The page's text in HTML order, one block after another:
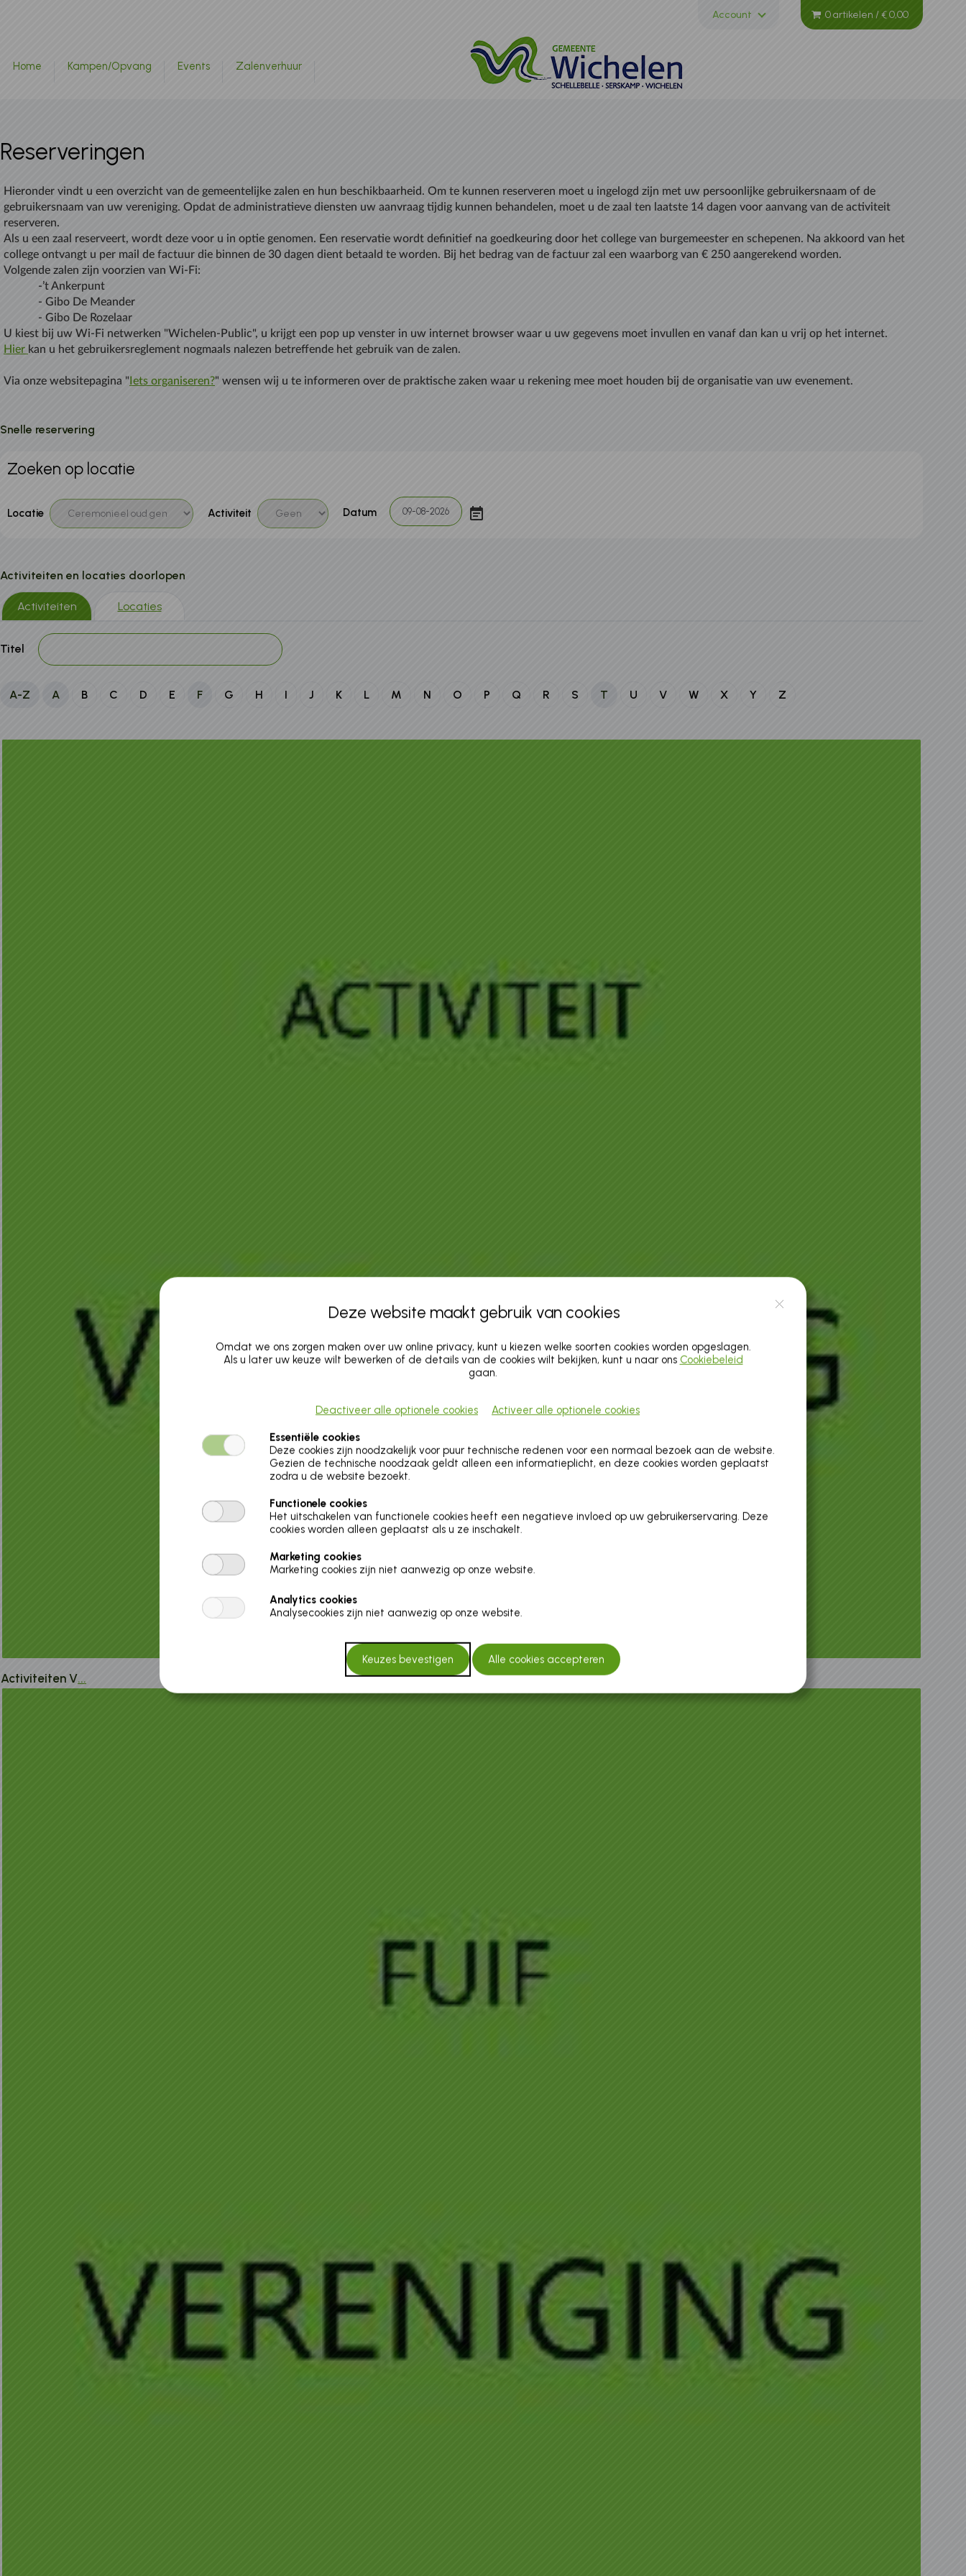
Account 0 artikelen /€ 0,00
Home Kampen/Opvang Events Zalenverhuur
Reserveringen
Hieronder vindt u een overzicht van de gemeentelijke zalen en hun beschikbaarheid. Om te kunnen reserveren moet u ingelogd zijn met uw persoonlijke gebruikersnaam of de
gebruikersnaam van uw vereniging. Opdat de administratieve diensten uw aanvraag tijdig kunnen behandelen, moet u de zaal ten laatste 14 dagen voor aanvang van de activiteit
reserveren.
Als u een zaal reserveert, wordt deze voor u in optie genomen. Een reservatie wordt definitief na goedkeuring door het college van burgemeester en schepenen. Na akkoord van het
college ontvangt u per mail de factuur die binnen de 30 dagen dient betaald te worden. Bij het bedrag van de factuur zal een waarborg van € 250 aangerekend worden.
Volgende zalen zijn voorzien van Wi-Fi:
-’t Ankerpunt
- Gibo De Meander
- Gibo De Rozelaar
U kiest bij uw Wi-Fi netwerken "Wichelen-Public", u krijgt een pop up venster in uw internet browser waar u uw gegevens moet invullen en vanaf dan kan u vrij op het internet.
Hier kan u het gebruikersreglement nogmaals nalezen betreffende het gebruik van de zalen.
Via onze websitepagina " Iets organiseren?" wensen wij u te informeren over de praktische zaken waar u rekening mee moet houden bij de organisatie van uw evenement.
Snelle reservering
Zoeken op locatie
Locatie Activiteit Datum
Activiteiten en locaties doorlopen
Activiteiten Locaties
Titel
A-Z A B C D E F G H I J K L M N O P Q R S T U V W X Y Z
Activiteiten V
ereniging
...
Deze website maakt gebruik van cookies
Omdat we ons zorgen maken over uw online privacy, kunt u kiezen welke soorten cookies worden opgeslagen.
Als u later uw keuze wilt bewerken of de details van de cookies wilt bekijken, kunt u naar ons Cookiebeleid
gaan.
Deactiveer alle optionele cookies Activeer alle optionele cookies
Essentiële cookies
Deze cookies zijn noodzakelijk voor puur technische redenen voor een normaal bezoek aan de website.
Gezien de technische noodzaak geldt alleen een informatieplicht, en deze cookies worden geplaatst
zodra u de website bezoekt.
Functionele cookies
Het uitschakelen van functionele cookies heeft een negatieve invloed op uw gebruikerservaring. Deze
cookies worden alleen geplaatst als u ze inschakelt.
Marketing cookies
Marketing cookies zijn niet aanwezig op onze website.
Analytics cookies
Analysecookies zijn niet aanwezig op onze website.